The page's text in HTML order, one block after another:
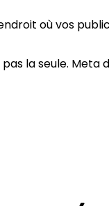
où vos
la seule. Meta